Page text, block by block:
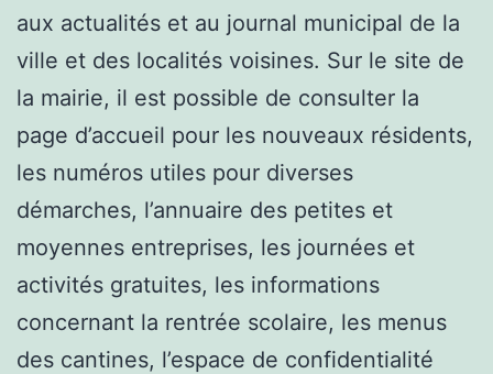
aux actualités et au journal municipal de la
ville et des localités voisines. Sur le site de
la mairie, il est possible de consulter la
page d’accueil pour les nouveaux résidents,
les numéros utiles pour diverses
démarches, l’annuaire des petites et
moyennes entreprises, les journées et
activités gratuites, les informations
concernant la rentrée scolaire, les menus
des cantines, l’espace de confidentialité